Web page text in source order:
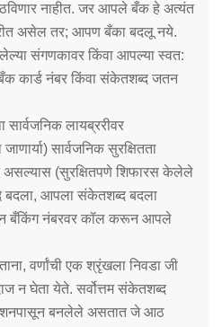
नाहीत. जर आपले बँक हे अत्यंत
असेल तर; आपण बँका बदलू नये.
संगणकावर किंवा आपल्या स्वत:
कार्ड नंबर किंवा संकेतशब्द जतन
लायब्ररीवर
सार्वजनिक सुरक्षितता
असल्यास (सुरक्षितपणे शिफारस केलेले
बदला, आपला संकेतशब्द बदला
बँकिंग नंबरवर कॉल करून आपले
वर्णांची एक श्रृंखला निवडा जी
न घेता येते. सर्वोत्तम संकेतशब्द
बनलेले असतात जे आठ